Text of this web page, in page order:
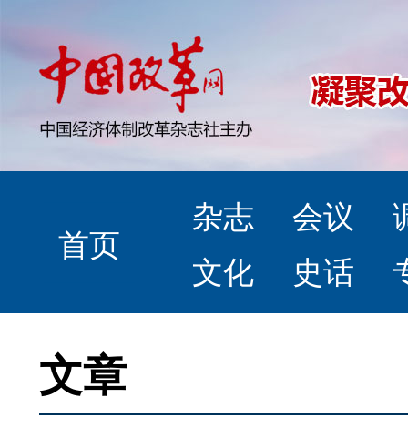
首页
杂志 会议
文化
史话
文章